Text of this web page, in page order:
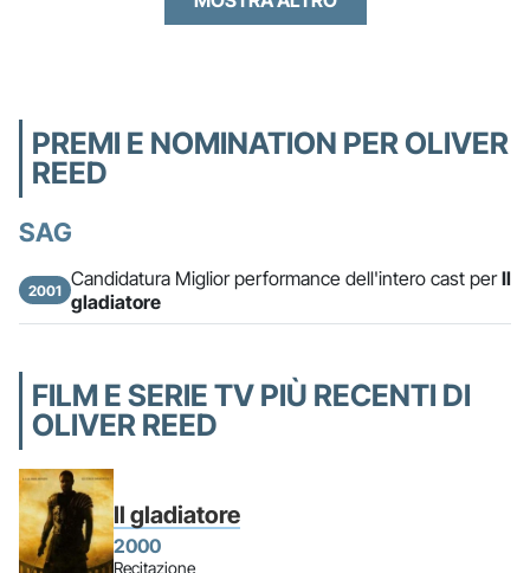
PREMI E NOMINATION PER OLIVER
REED
SAG
2001 Candidatura Miglior performance dell'intero cast perIl
gladiatore
FILM E SERIE TV PIÙ RECENTI DI
OLIVER REED
Il gladiatore
2000
Recitazione